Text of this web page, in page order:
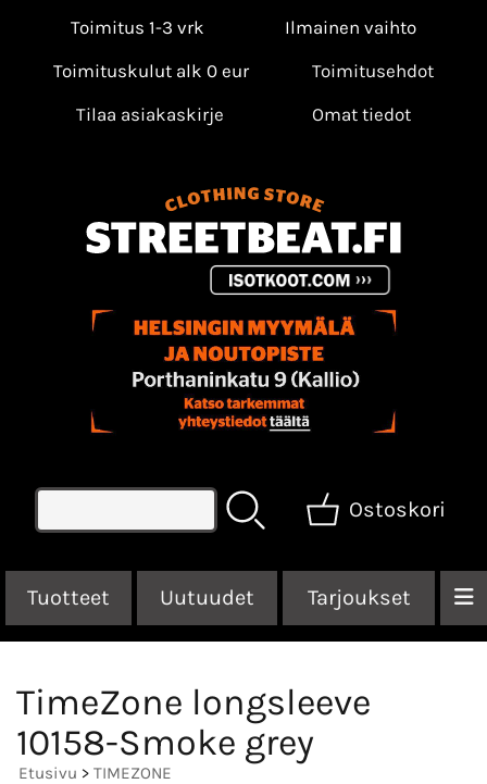
Toimitus 1-3 vrk
Ilmainen vaihto
Toimituskulut alk 0 eur
Toimitusehdot
Tilaa asiakaskirje
Omat tiedot
Ostoskori
Tuotteet Uutuudet Tarjoukset
TimeZone longsleeve
10158-Smoke grey
Etusivu > TIMEZONE